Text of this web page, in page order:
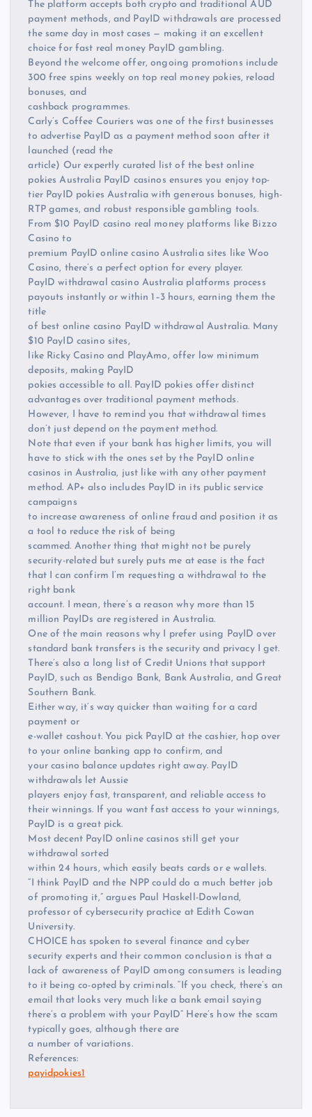
The platform accepts both crypto and traditional AUD
payment methods, and PayID withdrawals are processed
the same day in most cases — making it an excellent
choice for fast real money PayID gambling.
Beyond the welcome offer, ongoing promotions include
300 free spins weekly on top real money pokies, reload
bonuses, and
cashback programmes.
Carly’s Coffee Couriers was one of the first businesses
to advertise PayID as a payment method soon after it
launched (read the
article) Our expertly curated list of the best online
pokies Australia PayID casinos ensures you enjoy top-
tier PayID pokies Australia with generous bonuses, high-
RTP games, and robust responsible gambling tools.
From $10 PayID casino real money platforms like Bizzo
Casino to
premium PayID online casino Australia sites like Woo
Casino, there’s a perfect option for every player.
PayID withdrawal casino Australia platforms process
payouts instantly or within 1–3 hours, earning them the
title
of best online casino PayID withdrawal Australia. Many
$10 PayID casino sites,
like Ricky Casino and PlayAmo, offer low minimum
deposits, making PayID
pokies accessible to all. PayID pokies offer distinct
advantages over traditional payment methods.
However, I have to remind you that withdrawal times
don’t just depend on the payment method.
Note that even if your bank has higher limits, you will
have to stick with the ones set by the PayID online
casinos in Australia, just like with any other payment
method. AP+ also includes PayID in its public service
campaigns
to increase awareness of online fraud and position it as
a tool to reduce the risk of being
scammed. Another thing that might not be purely
security-related but surely puts me at ease is the fact
that I can confirm I’m requesting a withdrawal to the
right bank
account. I mean, there’s a reason why more than 15
million PayIDs are registered in Australia.
One of the main reasons why I prefer using PayID over
standard bank transfers is the security and privacy I get.
There’s also a long list of Credit Unions that support
PayID, such as Bendigo Bank, Bank Australia, and Great
Southern Bank.
Either way, it’s way quicker than waiting for a card
payment or
e-wallet cashout. You pick PayID at the cashier, hop over
to your online banking app to confirm, and
your casino balance updates right away. PayID
withdrawals let Aussie
players enjoy fast, transparent, and reliable access to
their winnings. If you want fast access to your winnings,
PayID is a great pick.
Most decent PayID online casinos still get your
withdrawal sorted
within 24 hours, which easily beats cards or e wallets.
“I think PayID and the NPP could do a much better job
of promoting it,” argues Paul Haskell-Dowland,
professor of cybersecurity practice at Edith Cowan
University.
CHOICE has spoken to several finance and cyber
security experts and their common conclusion is that a
lack of awareness of PayID among consumers is leading
to it being co-opted by criminals. “If you check, there’s an
email that looks very much like a bank email saying
there’s a problem with your PayID” Here’s how the scam
typically goes, although there are
a number of variations.
References:
payidpokies1